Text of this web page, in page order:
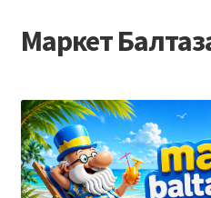
Skip
to
Skip
to
Маркет
Checkout
Homepage